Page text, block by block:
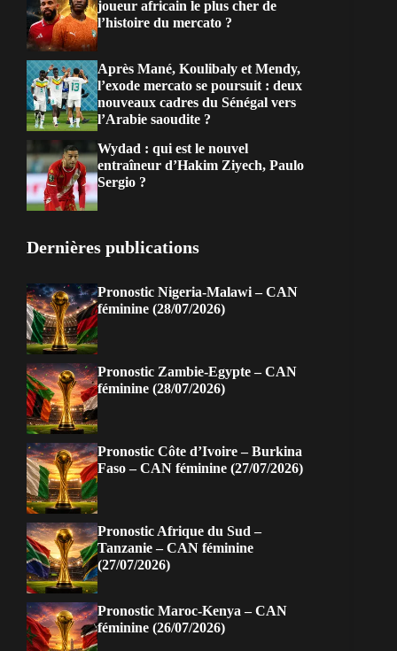
joueur africain le plus cher de
l’histoire du mercato ?
Après Mané, Koulibaly et Mendy,
l’exode mercato se poursuit : deux
nouveaux cadres du Sénégal vers
l’Arabie saoudite ?
Wydad : qui est le nouvel
entraîneur d’Hakim Ziyech, Paulo
Sergio ?
Dernières publications
Pronostic Nigeria-Malawi – CAN
féminine (28/07/2026)
Pronostic Zambie-Egypte – CAN
féminine (28/07/2026)
Pronostic Côte d’Ivoire – Burkina
Faso – CAN féminine (27/07/2026)
Pronostic Afrique du Sud –
Tanzanie – CAN féminine
(27/07/2026)
Pronostic Maroc-Kenya – CAN
féminine (26/07/2026)